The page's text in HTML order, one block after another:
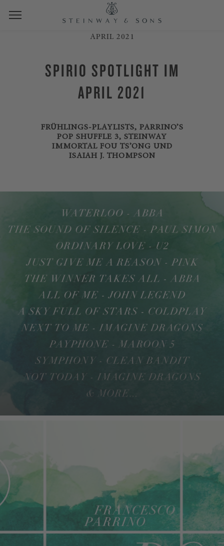
APRIL 2021
SPIRIO SPOTLIGHT IM
APRIL 2021
FRÜHLINGS-PLAYLISTS, PARRINO’S
POP SHUFFLE 3, STEINWAY
IMMORTAL FOU TS’ONG UND
ISAIAH J. THOMPSON